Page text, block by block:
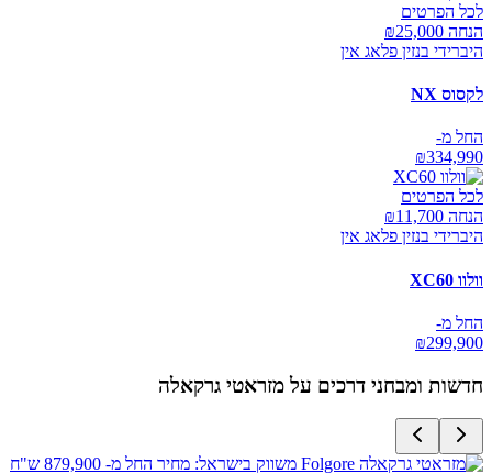
לכל הפרטים
הנחה ₪ 25,000
היברידי בנזין פלאג אין
לקסוס NX
החל מ-
₪334,990
לכל הפרטים
הנחה ₪ 11,700
היברידי בנזין פלאג אין
וולוו XC60
החל מ-
₪299,900
חדשות ומבחני דרכים עלמזראטי גרקאלה